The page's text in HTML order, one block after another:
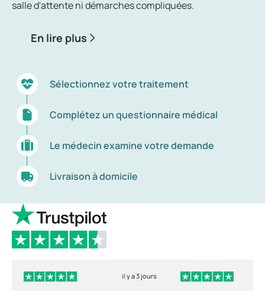
salle d'attente ni démarches compliquées.
En lire plus
Sélectionnez votre traitement
Complétez un questionnaire médical
Le médecin examine votre demande
Livraison à domicile
il y a 3 jours